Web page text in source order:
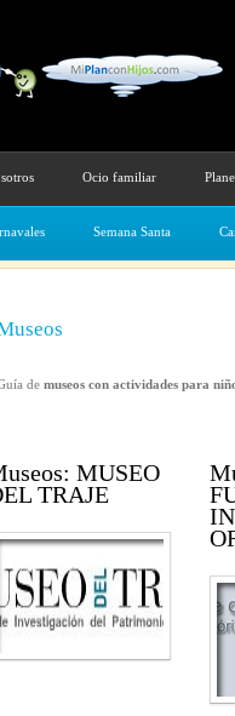
Ocio familiar
Semana Santa
de museos con actividades para
MUSEO
TRAJE